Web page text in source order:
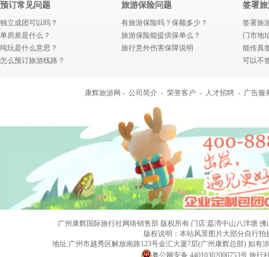
预订常见问题
独立成团可以吗？
单房差是什么？
纯玩是什么意思？
怎么预订旅游线路？
旅游保险问题
有旅游保险吗？保额多少？
旅游保险能提供保单么？
旅行意外伤害保障说明
签署
签署旅
门市地
能传真
可以不
康辉旅游网 - 公司简介 - 荣誉客户 - 人才招聘 - 广告服
广州康辉国际旅行社网络销售部 版权所有 门店:荔湾中山八泮塘 佛
版权说明：本站风景图片大部分自行
地址:广州市越秀区解放南路123号金汇大厦7层(广州康辉总部) 如
粤公网安备 44010302000753号 旅行